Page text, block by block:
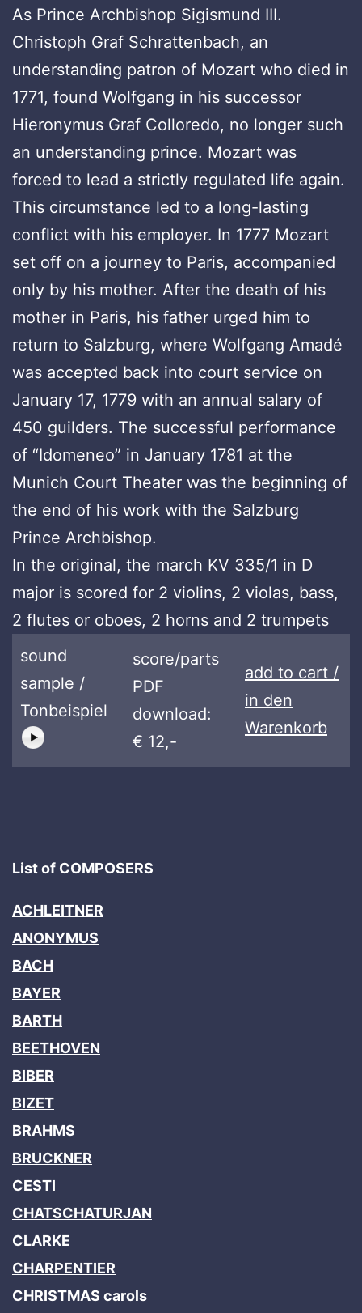
As Prince Archbishop Sigismund III.
Christoph Graf Schrattenbach, an
understanding patron of Mozart who died in
1771, found Wolfgang in his successor
Hieronymus Graf Colloredo, no longer such
an understanding prince. Mozart was
forced to lead a strictly regulated life again.
This circumstance led to a long-lasting
conflict with his employer. In 1777 Mozart
set off on a journey to Paris, accompanied
only by his mother. After the death of his
mother in Paris, his father urged him to
return to Salzburg, where Wolfgang Amadé
was accepted back into court service on
January 17, 1779 with an annual salary of
450 guilders. The successful performance
of “Idomeneo” in January 1781 at the
Munich Court Theater was the beginning of
the end of his work with the Salzburg
Prince Archbishop.
In the original, the march KV 335/1 in D
major is scored for 2 violins, 2 violas, bass,
2 flutes or oboes, 2 horns and 2 trumpets
sound
sample /
Tonbeispiel
score/parts
PDF
download:
€ 12,-
add to cart /
in den
Warenkorb
List of COMPOSERS
ACHLEITNER
ANONYMUS
BACH
BAYER
BARTH
BEETHOVEN
BIBER
BIZET
BRAHMS
BRUCKNER
CESTI
CHATSCHATURJAN
CLARKE
CHARPENTIER
CHRISTMAS carols